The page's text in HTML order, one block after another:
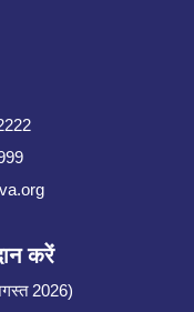
करें
2026)